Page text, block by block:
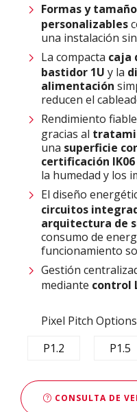
Formas y
personalizables
una instalación
La compacta caja
bastidor 1U y la
alimentación
reducen el
Rendimiento
gracias al
una superficie
certificación IK06
la humedad y los
El diseño
circuitos
arquitectura de
consumo de
funcionamiento
Gestión
mediante control
Pixel Pitch
P1.2
P1.5
CONSULTA DE